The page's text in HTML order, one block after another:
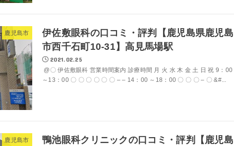
鹿児島市
伊佐敷眼科の口コミ・評判【鹿児島県鹿児島
市西千石町10-31】高見馬場駅
2021.02.25
@〇 伊佐敷眼科 営業時間案内 診療時間 月 火 水 木 金 土 日 祝 9：00
～13：00 〇 〇 〇 〇 〇 〇 – – 14：00 ～18：00 〇 〇 〇 – 〇 &#...
鹿児島市
鴨池眼科クリニックの口コミ・評判【鹿児島